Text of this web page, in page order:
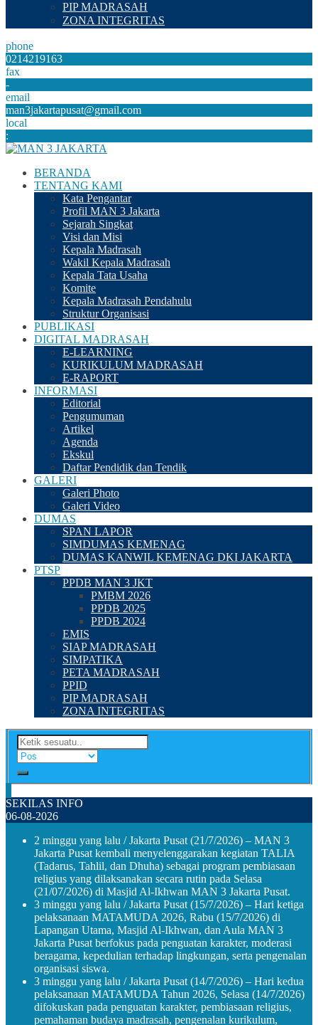
PIP MADRASAH
ZONA INTEGRITAS
phone
0214219163
fax
-
email
man3jakartapusat@gmail.com
local
:
BERANDA
TENTANG KAMI
Kata Pengantar
Profil MAN 3 Jakarta
Sejarah Singkat
Visi dan Misi
Kepala Madrasah
Wakil Kepala Madrasah
Kepala Tata Usaha
Komite
Kepala Madrasah Pendahulu
Struktur Organisasi
PUBLIKASI
DIGITAL MADRASAH
E-LEARNING
KURIKULUM MADRASAH
E-RAPORT
INFORMASI
Editorial
Pengumuman
Artikel
Agenda
Ekskul
Daftar Pendidik dan Tendik
GALERI
Galeri Photo
Galeri Video
DUMAS
SPAN LAPOR
SIMDUMAS KEMENAG
DUMAS KANWIL KEMENAG DKI JAKARTA
PTSP
PPDB MAN 3 JKT
PMBM 2026
PPDB 2025
PPDB 2024
EMIS
SIAP MADRASAH
SIMPATIKA
PETA MADRASAH
PPID
PIP MADRASAH
ZONA INTEGRITAS
SEKILAS INFO
06-08-2026
2 minggu yang lalu / Jakarta Pusat (21/7/2026) – MAN 3
Jakarta Pusat kembali menyelenggarakan kegiatan TALIA
(Tadarus, Tahlil, dan Dhuha) sebagai program pembiasaan
religius yang dilaksanakan secara rutin pada Selasa
(21/07/2026) di Masjid Al-Ikhwan MAN 3 Jakarta Pusat.
3 minggu yang lalu / Jakarta Pusat (15/7/2026) – Hari ketiga
pelaksanaan MATAMUDA 2026, Rabu (15/7/2026) di
Lapangan Utama, Masjid Al-Ikhwan, dan Aula MAN 3
Jakarta Pusat berfokus pada penguatan karakter, moderasi
beragama, kepedulian terhadap lingkungan, serta pengenalan
organisasi siswa.
3 minggu yang lalu / Jakarta Pusat (14/7/2026) – Hari kedua
pelaksanaan MATAMUDA Tahun 2026, Selasa (14/7/2026)
difokuskan pada penguatan karakter, pembiasaan religius,
pemahaman budaya madrasah, pengenalan kurikulum,